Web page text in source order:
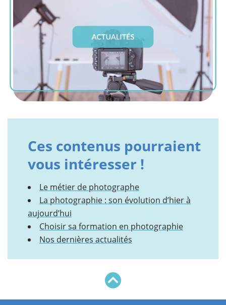
Ces contenus pourraient
vous intéresser !
Le métier de photographe
La photographie : son évolution d’hier à
aujourd’hui
Choisir sa formation en photographie
Nos dernières actualités